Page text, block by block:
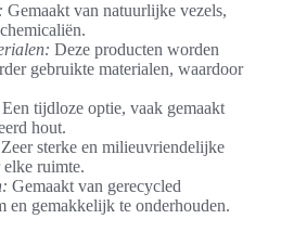
Gemaakt van natuurlijke vezels,
Deze producten worden
gebruikte materialen, waardoor
Een tijdloze optie, vaak gemaakt
hout.
Zeer sterke en milieuvriendelijke
ruimte.
Gemaakt van gerecycled
en gemakkelijk te onderhouden.